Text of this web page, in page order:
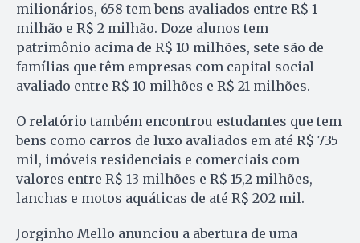
milionários, 658 tem bens avaliados entre R$ 1
milhão e R$ 2 milhão. Doze alunos tem
patrimônio acima de R$ 10 milhões, sete são de
famílias que têm empresas com capital social
avaliado entre R$ 10 milhões e R$ 21 milhões.
O relatório também encontrou estudantes que tem
bens como carros de luxo avaliados em até R$ 735
mil, imóveis residenciais e comerciais com
valores entre R$ 13 milhões e R$ 15,2 milhões,
lanchas e motos aquáticas de até R$ 202 mil.
Jorginho Mello anunciou a abertura de uma